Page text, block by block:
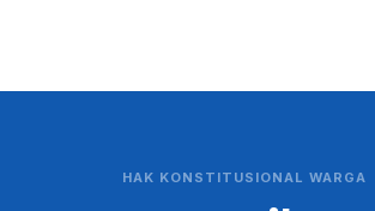
HAK KONSTITUSIONAL WARGA